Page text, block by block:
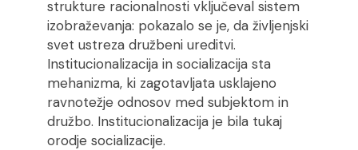
strukture racionalnosti vključeval sistem
izobraževanja: pokazalo se je, da življenjski
svet ustreza družbeni ureditvi.
Institucionalizacija in socializacija sta
mehanizma, ki zagotavljata usklajeno
ravnotežje odnosov med subjektom in
družbo. Institucionalizacija je bila tukaj
orodje socializacije.